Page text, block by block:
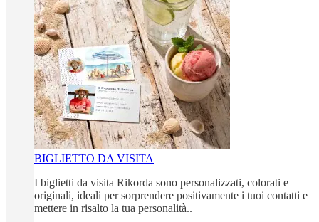
BIGLIETTO DA VISITA
I biglietti da visita Rikorda sono personalizzati, colorati e
originali, ideali per sorprendere positivamente i tuoi contatti e
mettere in risalto la tua personalità..